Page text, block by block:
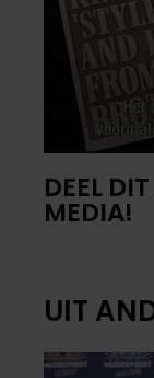
DEEL
MEDIA!
UIT